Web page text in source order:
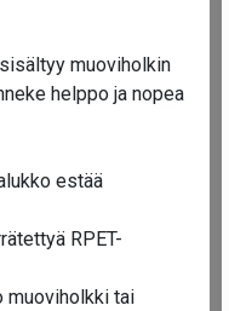
muoviholkin
helppo ja nopea
estää
RPET-
muoviholkki tai